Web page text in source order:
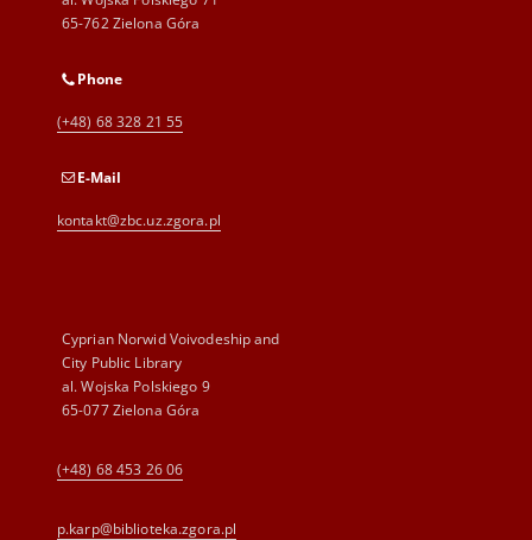
65-762 Zielona Góra
Phone
(+48) 68 328 21 55
E-Mail
kontakt@zbc.uz.zgora.pl
Cyprian Norwid Voivodeship and
City Public Library
al. Wojska Polskiego 9
65-077 Zielona Góra
(+48) 68 453 26 06
p.karp@biblioteka.zgora.pl